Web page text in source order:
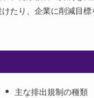
たり、企業に削減目
主な排出規制の種類